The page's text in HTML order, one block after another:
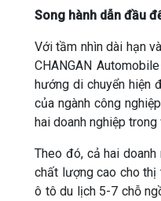
Song hành dẫn đầu
Với tầm nhìn dài hạn
CHANGAN
hướng di chuyển hiện
của ngành công
hai doanh nghiệp
Theo đó, cả hai
chất lượng cao cho thị
ô tô du lịch 5-7 chỗ